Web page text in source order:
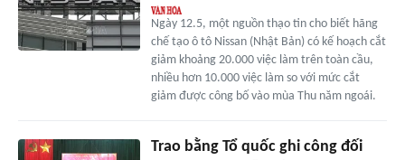
Ngày 12.5, một nguồn thạo tin cho biết hãng
chế tạo ô tô Nissan (Nhật Bản) có kế hoạch cắt
giảm khoảng 20.000 việc làm trên toàn cầu,
nhiều hơn 10.000 việc làm so với mức cắt
giảm được công bố vào mùa Thu năm ngoái.
Trao bằng Tổ quốc ghi công đối